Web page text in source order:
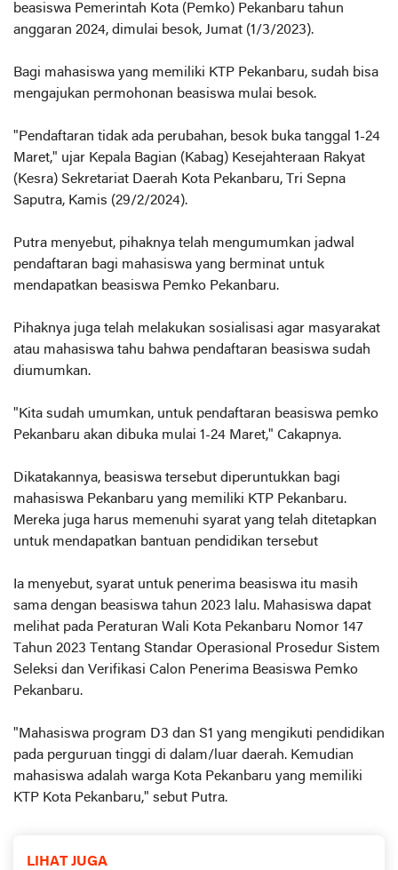
beasiswa Pemerintah Kota (Pemko) Pekanbaru tahun
anggaran 2024, dimulai besok, Jumat (1/3/2023).
Bagi mahasiswa yang memiliki KTP Pekanbaru, sudah bisa
mengajukan permohonan beasiswa mulai besok.
"Pendaftaran tidak ada perubahan, besok buka tanggal 1-24
Maret," ujar Kepala Bagian (Kabag) Kesejahteraan Rakyat
(Kesra) Sekretariat Daerah Kota Pekanbaru, Tri Sepna
Saputra, Kamis (29/2/2024).
Putra menyebut, pihaknya telah mengumumkan jadwal
pendaftaran bagi mahasiswa yang berminat untuk
mendapatkan beasiswa Pemko Pekanbaru.
Pihaknya juga telah melakukan sosialisasi agar masyarakat
atau mahasiswa tahu bahwa pendaftaran beasiswa sudah
diumumkan.
"Kita sudah umumkan, untuk pendaftaran beasiswa pemko
Pekanbaru akan dibuka mulai 1-24 Maret," Cakapnya.
Dikatakannya, beasiswa tersebut diperuntukkan bagi
mahasiswa Pekanbaru yang memiliki KTP Pekanbaru.
Mereka juga harus memenuhi syarat yang telah ditetapkan
untuk mendapatkan bantuan pendidikan tersebut
Ia menyebut, syarat untuk penerima beasiswa itu masih
sama dengan beasiswa tahun 2023 lalu. Mahasiswa dapat
melihat pada Peraturan Wali Kota Pekanbaru Nomor 147
Tahun 2023 Tentang Standar Operasional Prosedur Sistem
Seleksi dan Verifikasi Calon Penerima Beasiswa Pemko
Pekanbaru.
"Mahasiswa program D3 dan S1 yang mengikuti pendidikan
pada perguruan tinggi di dalam/luar daerah. Kemudian
mahasiswa adalah warga Kota Pekanbaru yang memiliki
KTP Kota Pekanbaru," sebut Putra.
LIHAT JUGA